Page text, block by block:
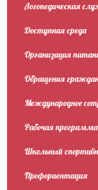
Логопедическая
Доступная среда
Организация
Обращения
Международное
Рабочая
Школьный
Профориентация